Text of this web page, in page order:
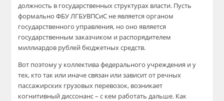
должность в государственных структурах власти. Пусть
формально ФБУ ЛГБУВПСиС не является органом
государственного управления, но оно является
государственным заказчиком и распорядителем
миллиардов рублей бюджетных средств.
Вот поэтому у коллектива федерального учреждения и у
тех, кто так или иначе связан или зависит от речных
пассажирских грузовых перевозок, возникает
когнитивный диссонанс – с кем работать дальше. Как